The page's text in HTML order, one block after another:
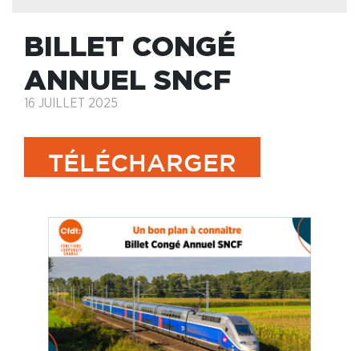
BILLET CONGÉ
ANNUEL SNCF
16 JUILLET 2025
TÉLÉCHARGER